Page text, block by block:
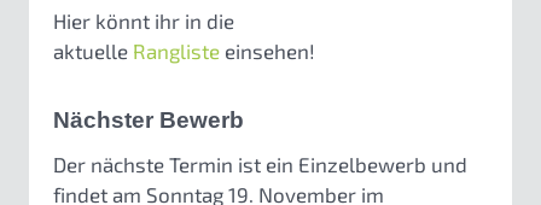
Hier könnt ihr in die
aktuelle Rangliste einsehen!
Nächster Bewerb
Der nächste Termin ist ein Einzelbewerb und
findet am Sonntag 19. November im